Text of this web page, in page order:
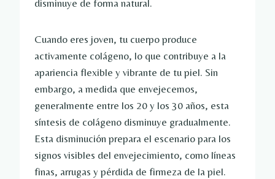
disminuye de forma natural.
Cuando eres joven, tu cuerpo produce
activamente colágeno, lo que contribuye a la
apariencia flexible y vibrante de tu piel. Sin
embargo, a medida que envejecemos,
generalmente entre los 20 y los 30 años, esta
síntesis de colágeno disminuye gradualmente.
Esta disminución prepara el escenario para los
signos visibles del envejecimiento, como líneas
finas, arrugas y pérdida de firmeza de la piel.